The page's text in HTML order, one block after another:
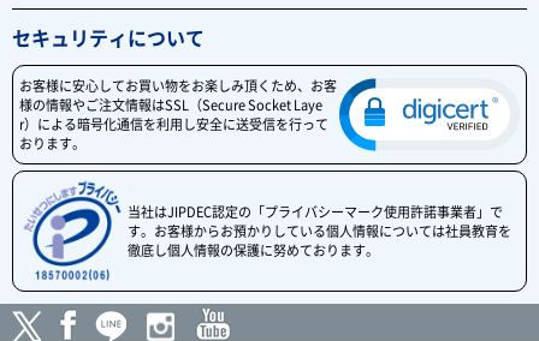
セキュリティについて
お客様に安心してお買い物をお楽しみ頂くため、お客
様の情報やご注文情報はSSL（Secure Socket Laye
r）による暗号化通信を利用し安全に送受信を行って
おります。
当社はJIPDEC認定の「プライバシーマーク使用許諾事業者」で
す。お客様からお預かりしている個人情報については社員教育を
徹底し個人情報の保護に努めております。